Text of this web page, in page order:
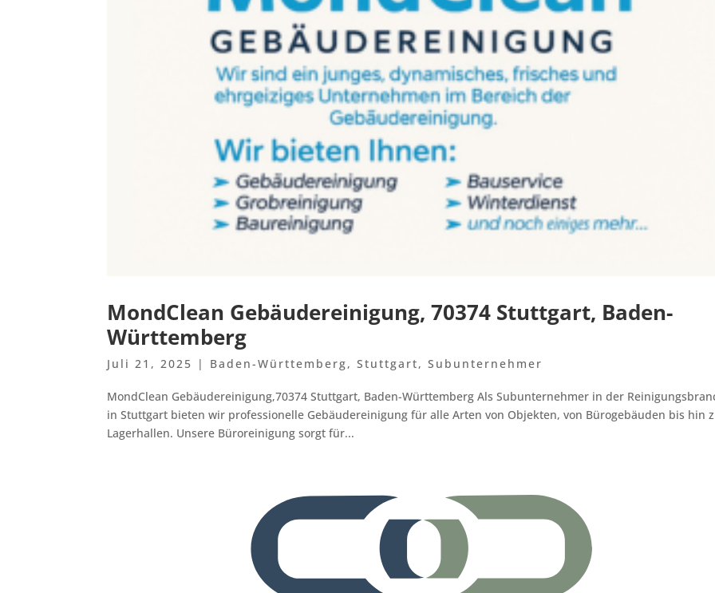
MondClean Gebäudereinigung, 70374 Stuttgart, Baden-
Württemberg
Juli 21, 2025 | Baden-Württemberg,Stuttgart,Subunternehmer
MondClean Gebäudereinigung,70374 Stuttgart, Baden-Württemberg Als Subunternehmer in der
in Stuttgart bieten wir professionelle Gebäudereinigung für alle Arten von Objekten, von Bürogebäuden bis hin
Lagerhallen. Unsere Büroreinigung sorgt für...